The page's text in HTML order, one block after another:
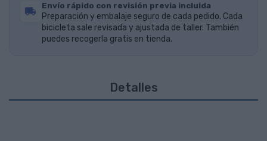
Envío rápido con revisión previa incluida
Preparación y embalaje seguro de cada pedido. Cada
bicicleta sale revisada y ajustada de taller. También
puedes recogerla gratis en tienda.
Detalles